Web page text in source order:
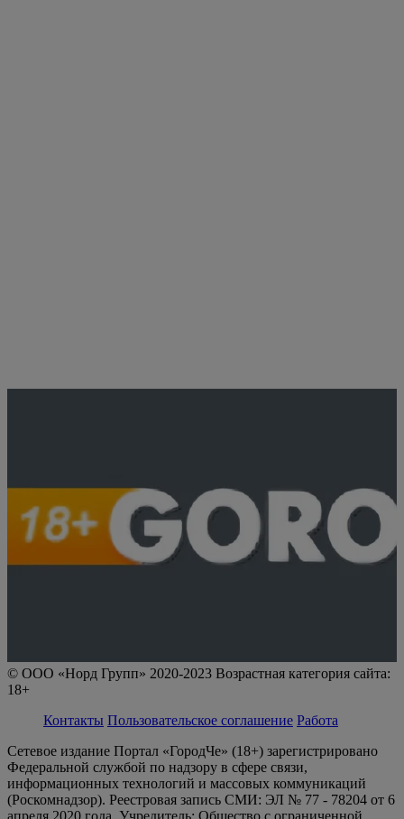
© ООО «Норд Групп» 2020-2023 Возрастная категория сайта:
18+
Контакты Пользовательское соглашение Работа
Сетевое издание Портал «ГородЧе» (18+) зарегистрировано
Федеральной службой по надзору в сфере связи,
информационных технологий и массовых коммуникаций
(Роскомнадзор). Реестровая запись СМИ: ЭЛ № 77 - 78204 от 6
апреля 2020 года. Учредитель: Общество с ограниченной